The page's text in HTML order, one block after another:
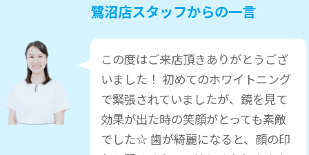
鷺沼店スタッフからの一言
この度はご来店頂きありがとうござ
いました！ 初めてのホワイトニング
で緊張されていましたが、鏡を見て
効果が出た時の笑顔がとっても素敵
でした☆ 歯が綺麗になると、顔の印